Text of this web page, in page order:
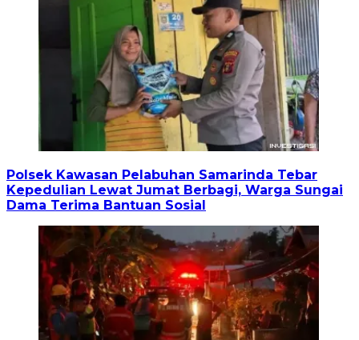
Polsek Kawasan Pelabuhan Samarinda Tebar
Kepedulian Lewat Jumat Berbagi, Warga Sungai
Dama Terima Bantuan Sosial